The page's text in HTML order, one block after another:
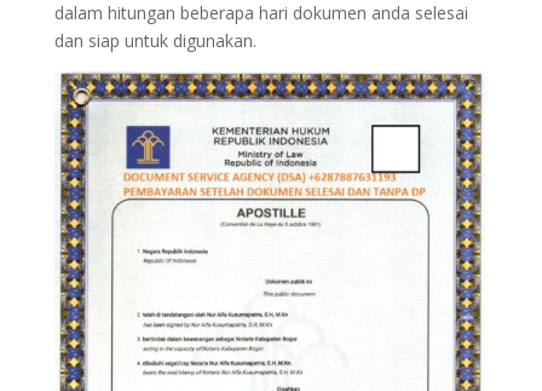
dalam hitungan beberapa hari dokumen anda selesai
dan siap untuk digunakan.